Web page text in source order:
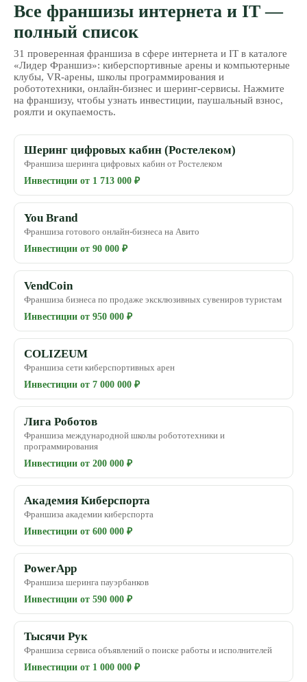
Все франшизы интернета и IT —
полный список
31 проверенная франшиза в сфере интернета и IT в каталоге
«Лидер Франшиз»: киберспортивные арены и компьютерные
клубы, VR-арены, школы программирования и
робототехники, онлайн-бизнес и шеринг-сервисы. Нажмите
на франшизу, чтобы узнать инвестиции, паушальный взнос,
роялти и окупаемость.
Шеринг цифровых кабин (Ростелеком)
Франшиза шеринга цифровых кабин от Ростелеком
Инвестиции от 1 713 000 ₽
You Brand
Франшиза готового онлайн-бизнеса на Авито
Инвестиции от 90 000 ₽
VendCoin
Франшиза бизнеса по продаже эксклюзивных сувениров туристам
Инвестиции от 950 000 ₽
COLIZEUM
Франшиза сети киберспортивных арен
Инвестиции от 7 000 000 ₽
Лига Роботов
Франшиза международной школы робототехники и
программирования
Инвестиции от 200 000 ₽
Академия Киберспорта
Франшиза академии киберспорта
Инвестиции от 600 000 ₽
PowerApp
Франшиза шеринга пауэрбанков
Инвестиции от 590 000 ₽
Тысячи Рук
Франшиза сервиса объявлений о поиске работы и исполнителей
Инвестиции от 1 000 000 ₽